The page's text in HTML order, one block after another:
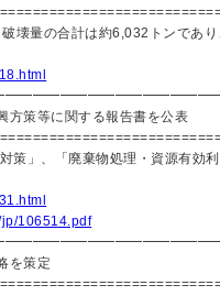
壊量の合計は約6,032トンであ
方策等に関する報告書を公表
策」、「廃棄物処理・資源有効
106514.pdf
を策定